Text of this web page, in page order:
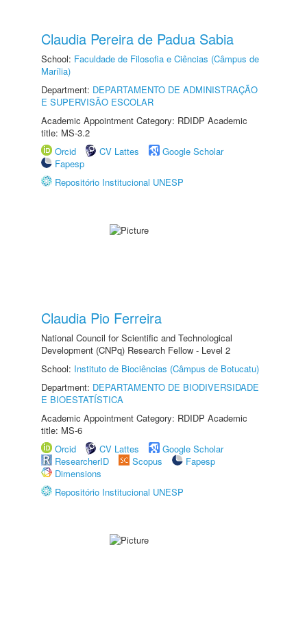
Claudia Pereira de Padua Sabia
School: Faculdade de Filosofia e Ciências (Câmpus de
Marília)
Department: DEPARTAMENTO DE ADMINISTRAÇÃO
E SUPERVISÃO ESCOLAR
Academic Appointment Category: RDIDP Academic
title: MS-3.2
Orcid
CV Lattes
Google Scholar
Fapesp
Repositório Institucional UNESP
Claudia Pio Ferreira
National Council for Scientific and Technological
Development (CNPq) Research Fellow - Level 2
School: Instituto de Biociências (Câmpus de Botucatu)
Department: DEPARTAMENTO DE BIODIVERSIDADE
E BIOESTATÍSTICA
Academic Appointment Category: RDIDP Academic
title: MS-6
Orcid
CV Lattes
Google Scholar
ResearcherID
Scopus
Fapesp
Dimensions
Repositório Institucional UNESP